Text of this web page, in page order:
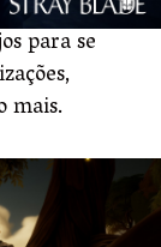
para se
mais.